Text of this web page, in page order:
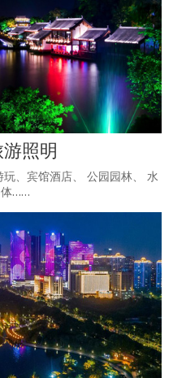
照明
、宾馆酒店、 公园园林、 水
体……